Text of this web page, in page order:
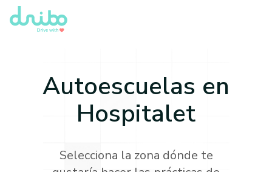
Autoescuelas en
Hospitalet
Selecciona la zona dónde te